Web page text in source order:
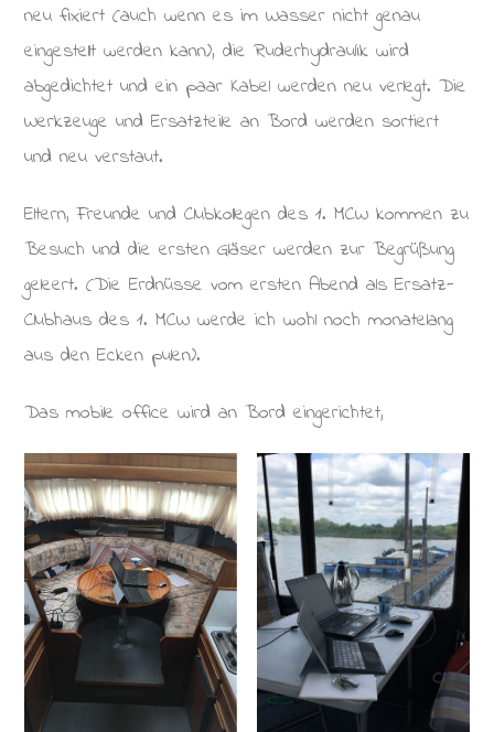
neu fixiert (auch wenn es im Wasser nicht genau
eingestellt werden kann), die Ruderhydraulik wird
abgedichtet und ein paar Kabel werden neu verlegt. Die
Werkzeuge und Ersatzteile an Bord werden sortiert
und neu verstaut.
Eltern, Freunde und Clubkollegen des 1. MCW kommen zu
Besuch und die ersten Gläser werden zur Begrüßung
geleert. (Die Erdnüsse vom ersten Abend als Ersatz-
Clubhaus des 1. MCW werde ich wohl noch monatelang
aus den Ecken pulen).
Das mobile office wird an Bord eingerichtet,